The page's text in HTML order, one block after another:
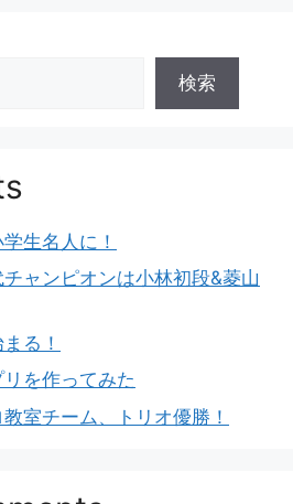
検索
生名人に！
ャンピオンは小林初段&菱山
る！
を作ってみた
室チーム、トリオ優勝！